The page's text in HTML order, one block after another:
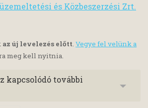
és Közbeszerzési Zrt.
az új levelezés előtt. Vegye fel velünk a
meg kell nyitnia.
kapcsolódó további